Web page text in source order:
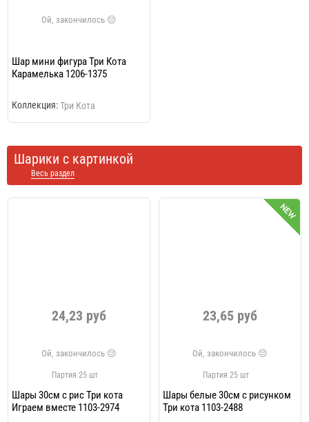
Шар мини фигура Три Кота
Карамелька 1206-1375
Коллекция:Три Кота
Шарики с картинкой
Весь раздел
24,23 руб
Партия 25 шт
Шары 30см с рис Три кота
Играем вместе 1103-2974
23,65 руб
Партия 25 шт
Шары белые 30см с рисунком
Три кота 1103-2488